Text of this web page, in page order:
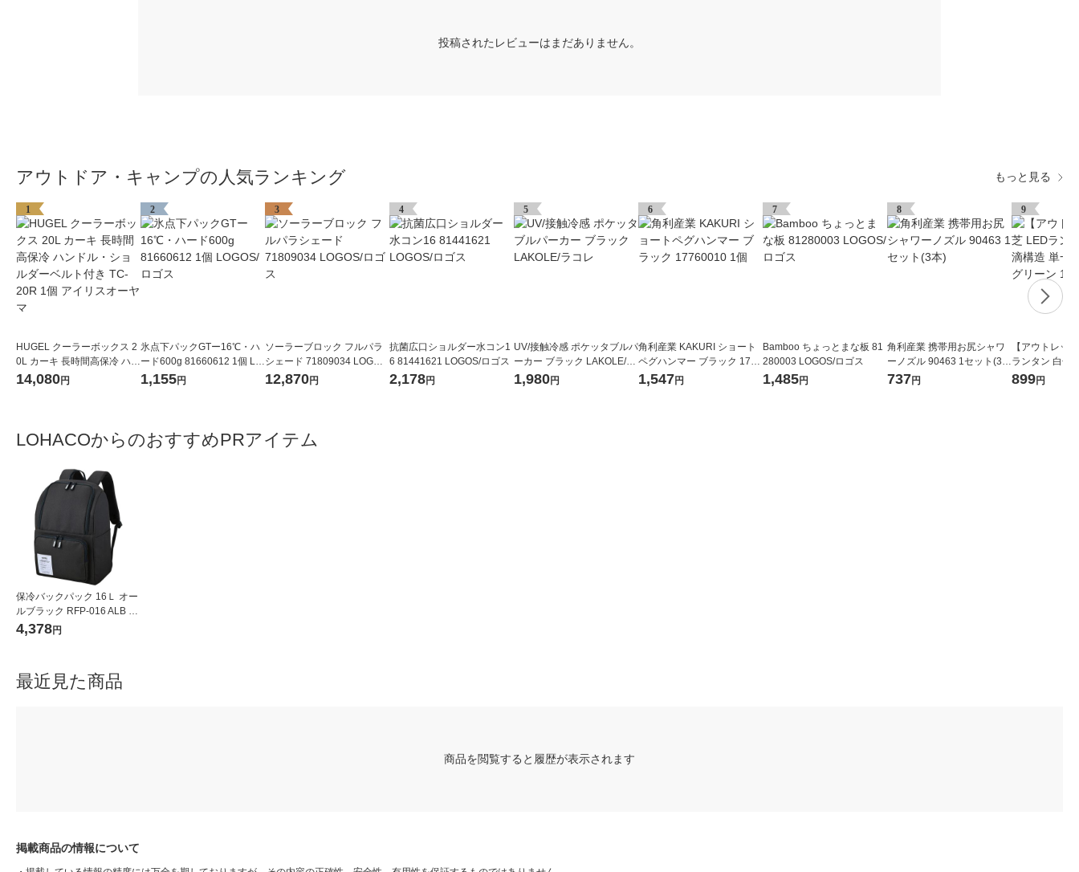
投稿されたレビューはまだありません。
アウトドア・キャンプの人気ランキング もっと見る
1
HUGEL クーラーボックス 2
0L カーキ 長時間高保冷 ハン
ドル・ショルダーベルト付
14,080円
2
氷点下パックGTー16℃・ハ
ード600g 81660612 1個 LO
GOS/ロゴス
1,155円
3
ソーラーブロック フルパラ
シェード 71809034 LOGOS/
ロゴス
12,870円
4
抗菌広口ショルダー水コン1
6 81441621 LOGOS/ロゴス
2,178円
5
UV/接触冷感 ポケッタブルパ
ーカー ブラック LAKOLE/ラ
コレ
1,980円
6
角利産業 KAKURI ショート
ペグハンマー ブラック 1776
0010 1個
1,547円
7
Bamboo ちょっとまな板 81
280003 LOGOS/ロゴス
1,485円
8
角利産業 携帯用お尻シャワ
ーノズル 90463 1セット(3
本)
737円
9
【アウトレッ
ランタン 白色
形4本：別売
899円
LOHACOからのおすすめPRアイテム
保冷バックパック 16Ｌ オー
ルブラック RFP-016 ALB 1
個 保冷バッグ リュック サー
4,378円
最近見た商品
商品を閲覧すると履歴が表示されます
掲載商品の情報について